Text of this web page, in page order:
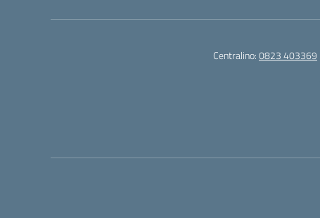
Centralino:0823 403369